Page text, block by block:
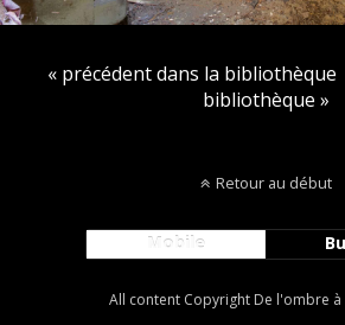
« précédent dans la bibliothèque
bibliothèque »
Retour au début
Mobile
All content Copyright De l'ombre à